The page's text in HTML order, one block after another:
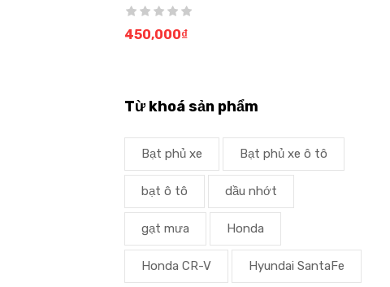
450,000₫
Từ khoá sản phẩm
Bạt phủ xe Bạt phủ xe ô tô
bạt ô tô dầu nhớt
gạt mưa Honda
Honda CR-V Hyundai SantaFe